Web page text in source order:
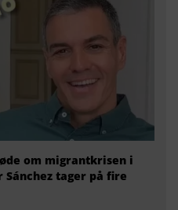
om migrantkrisen i
tager på fire